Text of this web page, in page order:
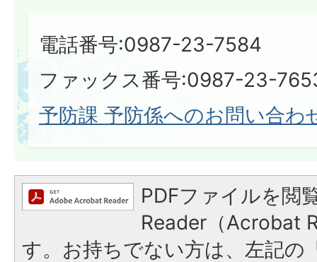
電話番号:0987-23-7584
ファックス番号:0987-23-
予防課 予防係へのお問い合わ
PDFファイルを閲
Reader（Acrobat
す。お持ちでない方は、左記の